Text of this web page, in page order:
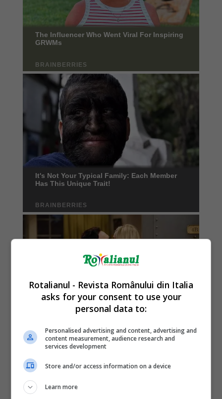
Rotalianul - Revista Românului din Italia
asks for your consent to use your
personal data to:
Personalised advertising and content, advertising and
content measurement, audience research and
services development
Store and/or access information on a device
Learn more